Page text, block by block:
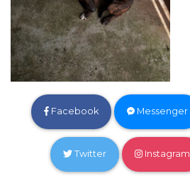
Facebook Messenger
Twitter Instagram